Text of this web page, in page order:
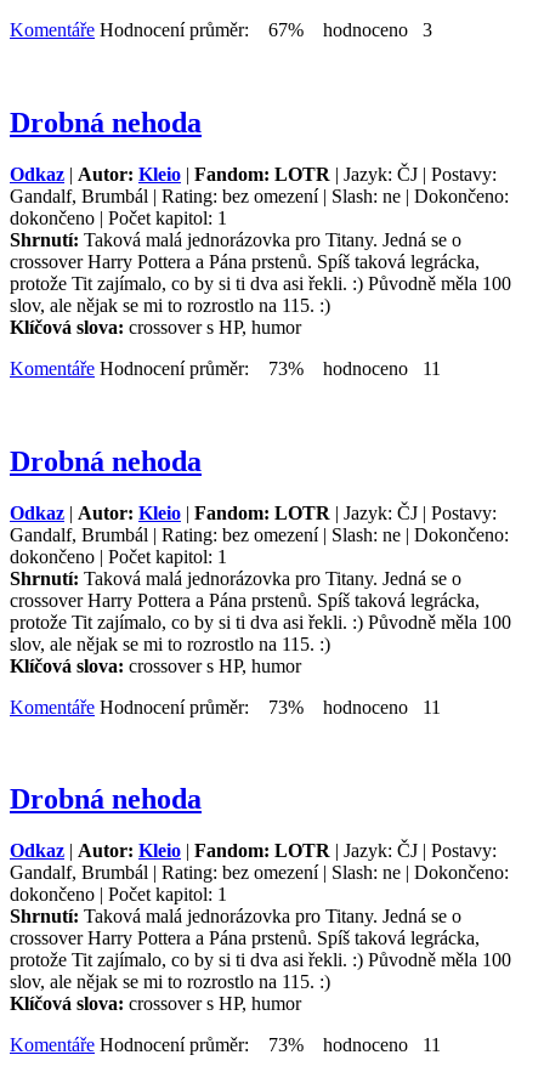
Komentáře Hodnocení průměr: 67% hodnoceno 3
Drobná nehoda
Odkaz | Autor: Kleio | Fandom: LOTR | Jazyk: ČJ | Postavy:
Gandalf, Brumbál | Rating: bez omezení | Slash: ne | Dokončeno:
dokončeno | Počet kapitol: 1
Shrnutí: Taková malá jednorázovka pro Titany. Jedná se o
crossover Harry Pottera a Pána prstenů. Spíš taková legrácka,
protože Tit zajímalo, co by si ti dva asi řekli. :) Původně měla 100
slov, ale nějak se mi to rozrostlo na 115. :)
Klíčová slova: crossover s HP, humor
Komentáře Hodnocení průměr: 73% hodnoceno 11
Drobná nehoda
Odkaz | Autor: Kleio | Fandom: LOTR | Jazyk: ČJ | Postavy:
Gandalf, Brumbál | Rating: bez omezení | Slash: ne | Dokončeno:
dokončeno | Počet kapitol: 1
Shrnutí: Taková malá jednorázovka pro Titany. Jedná se o
crossover Harry Pottera a Pána prstenů. Spíš taková legrácka,
protože Tit zajímalo, co by si ti dva asi řekli. :) Původně měla 100
slov, ale nějak se mi to rozrostlo na 115. :)
Klíčová slova: crossover s HP, humor
Komentáře Hodnocení průměr: 73% hodnoceno 11
Drobná nehoda
Odkaz | Autor: Kleio | Fandom: LOTR | Jazyk: ČJ | Postavy:
Gandalf, Brumbál | Rating: bez omezení | Slash: ne | Dokončeno:
dokončeno | Počet kapitol: 1
Shrnutí: Taková malá jednorázovka pro Titany. Jedná se o
crossover Harry Pottera a Pána prstenů. Spíš taková legrácka,
protože Tit zajímalo, co by si ti dva asi řekli. :) Původně měla 100
slov, ale nějak se mi to rozrostlo na 115. :)
Klíčová slova: crossover s HP, humor
Komentáře Hodnocení průměr: 73% hodnoceno 11